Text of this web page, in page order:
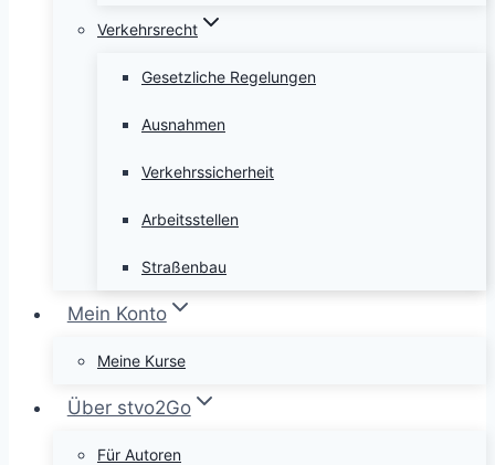
Verkehrsrecht
Gesetzliche Regelungen
Ausnahmen
Verkehrssicherheit
Arbeitsstellen
Straßenbau
Mein Konto
Meine Kurse
Über stvo2Go
Für Autoren